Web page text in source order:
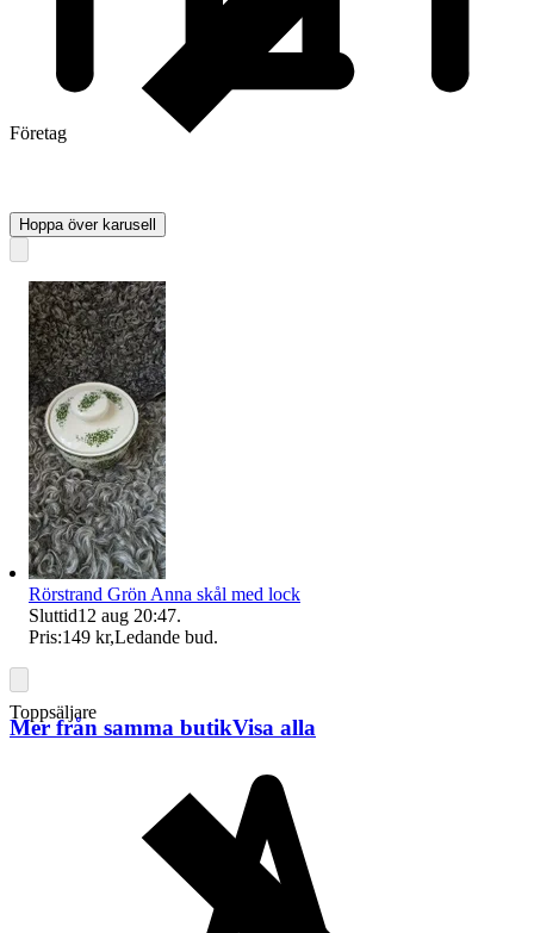
Företag
Toppsäljare
Hoppa över karusell
Rörstrand Grön Anna skål med lock
Sluttid12 aug 20:47.
Pris:149 kr,Ledande bud.
Mer från samma butikVisa alla